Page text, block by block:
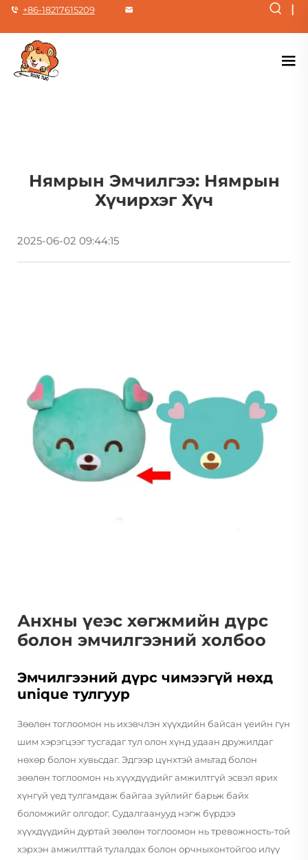
+86-18217615209 |
Нямрын Эмчилгээ: Нямрын
Хүчирхэг Хүч
2025-06-02 09:44:15
Анхны үеэс хөгжмийн дүрс
болон эмчилгээний холбоо
Эмчилгээний дүрс чимээгүй нөхд
unique тулгуур
Зөөлөн тоглоомон нь ихэвчлэн хүүхдийн байсан үеийн гүн
шим хэрэгцээг тусгадаг тул олон хүнд удаан дружилдаг
нөхөр болон хувьсдаг. Эдгээр цүнхтэй амьтад болон
зөөлөн тоглоомон нь хүүхдүүдийг амжилтгүй эсвэл ярих
хүнгүй үед тулгамдаж байгаа зүйлийг барьж байх
боломжийг олгодог. Судалгаанууд нэгж бүрдээ
хүүхдүүдийн дуртай зөөлөн тоглоомон нь тревожность-той
хэрхэн амжилттай тулалдах болон орчныхонтойгоо илүү